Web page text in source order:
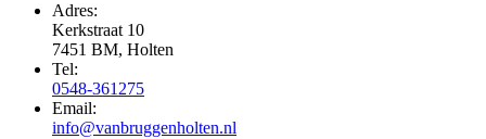
Adres:
Kerkstraat 10
7451 BM, Holten
Tel:
0548-361275
Email:
info@vanbruggenholten.nl